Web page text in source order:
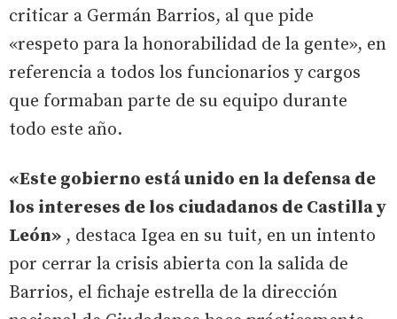
criticar a Germán Barrios, al que pide
«respeto para la honorabilidad de la gente», en
referencia a todos los funcionarios y cargos
que formaban parte de su equipo durante
todo este año.
«Este gobierno está unido en la defensa de
los intereses de los ciudadanos de Castilla y
León» , destaca Igea en su tuit, en un intento
por cerrar la crisis abierta con la salida de
Barrios, el fichaje estrella de la dirección